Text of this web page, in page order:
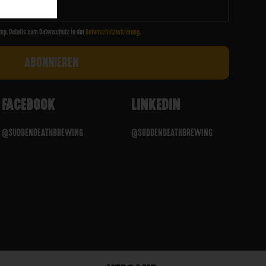
Details zum Datenschutz in der Datenschutzerklärung.
FACEBOOK
@SUDDENDEATHBREWING
LINKEDIN
@SUDDENDEATHBREWING